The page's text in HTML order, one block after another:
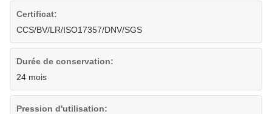
Certificat:
CCS/BV/LR/ISO17357/DNV/SGS
Durée de conservation:
24 mois
Pression d'utilisation: